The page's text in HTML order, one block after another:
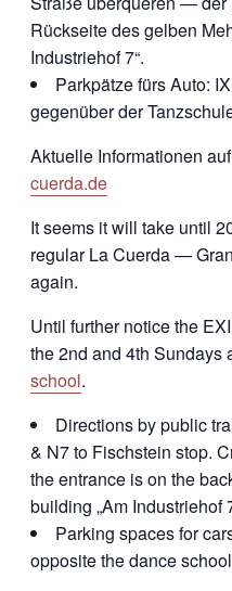
Rückseite des gelben
Industriehof 7“.
Parkpätze fürs Auto:
gegenüber der
Aktuelle Informationen
cuerda.de
It seems it will take until
regular La Cuerda —
again.
Until further notice the
the 2nd and 4th Sundays
school.
Directions by public
& N7 to Fischstein stop.
the entrance is on the
building „Am Industriehof
Parking spaces for
opposite the dance